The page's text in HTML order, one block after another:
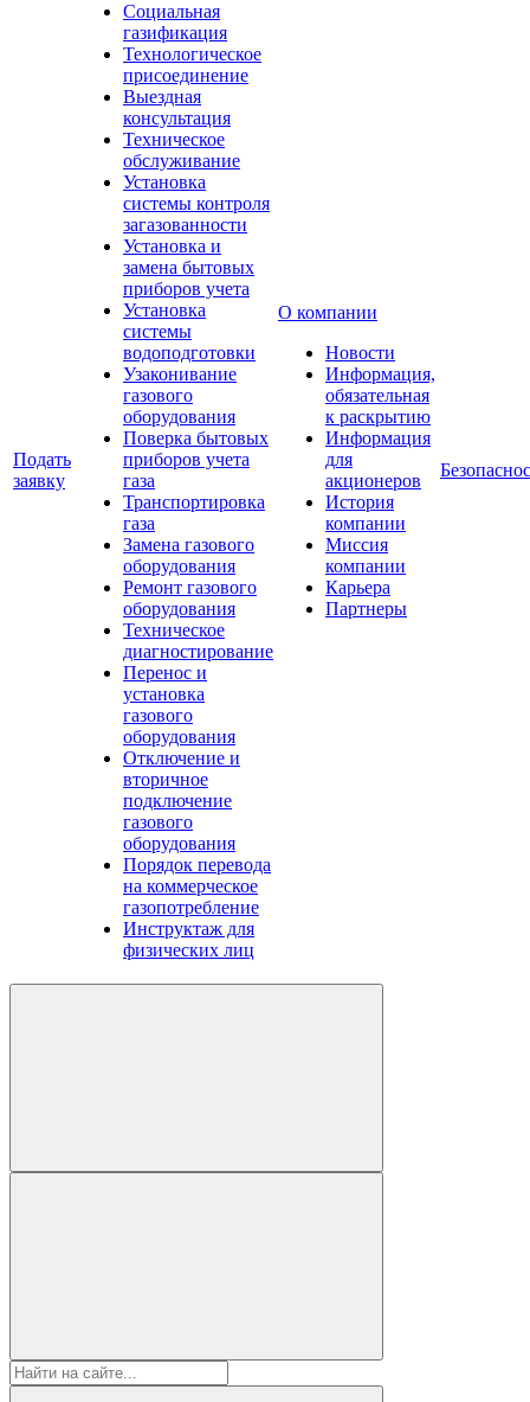
Подать
заявку
Социальная
газификация
Технологическое
присоединение
Выездная
консультация
Техническое
обслуживание
Установка
системы контроля
загазованности
Установка и
замена бытовых
приборов учета
Установка
системы
водоподготовки
Узаконивание
газового
оборудования
Поверка бытовых
приборов учета
газа
Транспортировка
газа
Замена газового
оборудования
Ремонт газового
оборудования
Техническое
диагностирование
Перенос и
установка
газового
оборудования
Отключение и
вторичное
подключение
газового
оборудования
Порядок перевода
на коммерческое
газопотребление
Инструктаж для
физических лиц
О компании
Новости
Информация,
обязательная
к раскрытию
Информация
для
акционеров
История
компании
Миссия
компании
Карьера
Партнеры